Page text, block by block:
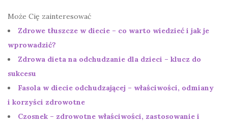
Może Cię zainteresować
Zdrowe tłuszcze w diecie – co warto wiedzieć i jak je
wprowadzić?
Zdrowa dieta na odchudzanie dla dzieci – klucz do
sukcesu
Fasola w diecie odchudzającej – właściwości, odmiany
i korzyści zdrowotne
Czosnek – zdrowotne właściwości, zastosowanie i